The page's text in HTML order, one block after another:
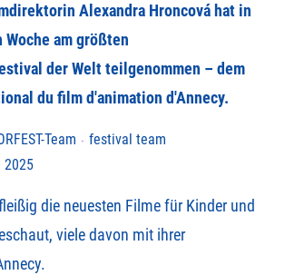
Alexandra Hroncová hat in
am größten
der Welt teilgenommen – dem
du film d'animation d'Annecy.
Team
festival team
2025
die neuesten Filme für Kinder und
viele davon mit ihrer